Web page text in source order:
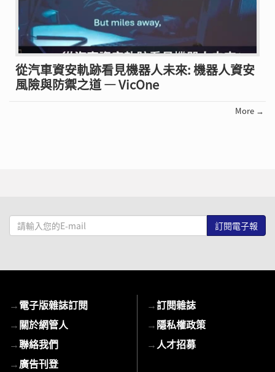
從汽車資安軌跡看見機器人未來: 機器人資安
風險與防禦之道 — VicOne
More →
請
輸
mail
→電子版雜誌訂閱
→關於網管人
→聯絡我們
→廣告刊登
→訂閱雜誌
→隱私權政策
→人才招募